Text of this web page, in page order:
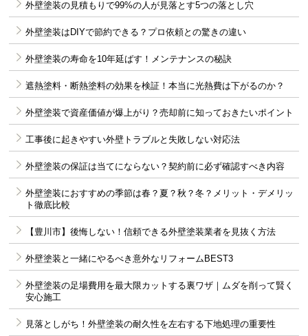
外壁塗装の見積もりで99%の人が見落とす5つの落とし穴
外壁塗装はDIYで節約できる？プロ依頼との驚きの違い
外壁塗装の寿命を10年延ばす！メンテナンスの秘訣
遮熱塗料・断熱塗料の効果を検証！本当に光熱費は下がるのか？
外壁塗装で資産価値が爆上がり？売却前に知っておきたいポイント
工事後に起きやすい外壁トラブルと失敗しない対応法
外壁塗装の保証は当てにならない？契約前に必ず確認すべき内容
外壁塗装におすすめの季節は春？夏？秋？冬？メリット・デメリッ
ト徹底比較
【豊川市】後悔しない！信頼できる外壁塗装業者を見抜く方法
外壁塗装と一緒にやるべき意外なリフォームBEST3
外壁塗装の足場費用を最大限カットする裏ワザ｜ムダを削って賢く
安心施工
見落としがち！外壁塗装の耐久性を左右する下地処理の重要性